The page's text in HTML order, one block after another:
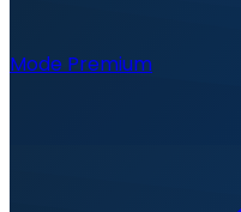
Mode Premium